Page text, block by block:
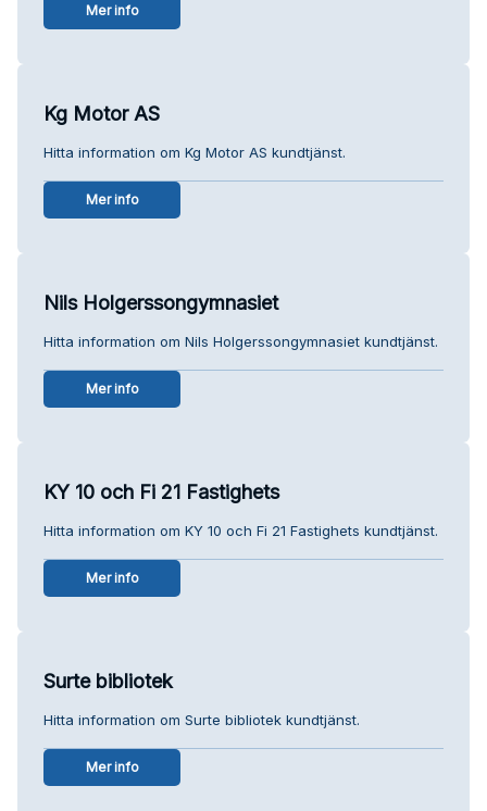
Mer info
Kg Motor AS
Hitta information om Kg Motor AS kundtjänst.
Mer info
Nils Holgerssongymnasiet
Hitta information om Nils Holgerssongymnasiet kundtjänst.
Mer info
KY 10 och Fi 21 Fastighets
Hitta information om KY 10 och Fi 21 Fastighets kundtjänst.
Mer info
Surte bibliotek
Hitta information om Surte bibliotek kundtjänst.
Mer info